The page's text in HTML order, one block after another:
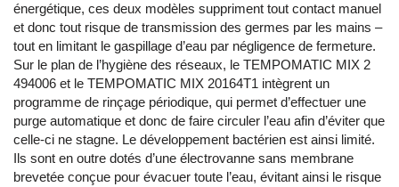
énergétique, ces deux modèles suppriment tout contact manuel
et donc tout risque de transmission des germes par les mains –
tout en limitant le gaspillage d’eau par négligence de fermeture.
Sur le plan de l’hygiène des réseaux, le TEMPOMATIC MIX 2
494006 et le TEMPOMATIC MIX 20164T1 intègrent un
programme de rinçage périodique, qui permet d’effectuer une
purge automatique et donc de faire circuler l’eau afin d’éviter que
celle-ci ne stagne. Le développement bactérien est ainsi limité.
Ils sont en outre dotés d’une électrovanne sans membrane
brevetée conçue pour évacuer toute l’eau, évitant ainsi le risque